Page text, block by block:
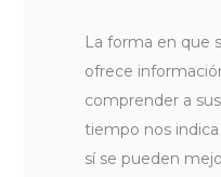
La forma en que
ofrece
comprender a
tiempo nos
sí se pueden